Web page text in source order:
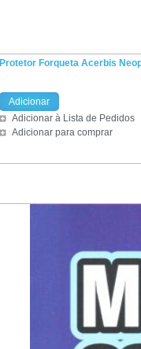
Protetor Forqueta Acerbis
Adicionar
Adicionar à Lista de Pedidos
Adicionar para comprar